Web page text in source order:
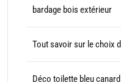
bardage bois extérieur
Tout savoir sur le choix
Déco toilette bleu